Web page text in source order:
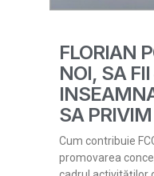
FLORIAN
NOI, SA
SA
Cum contribuie
promovarea